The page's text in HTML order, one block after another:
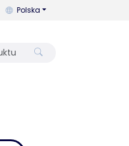
Możesz zmienić język za
Polska